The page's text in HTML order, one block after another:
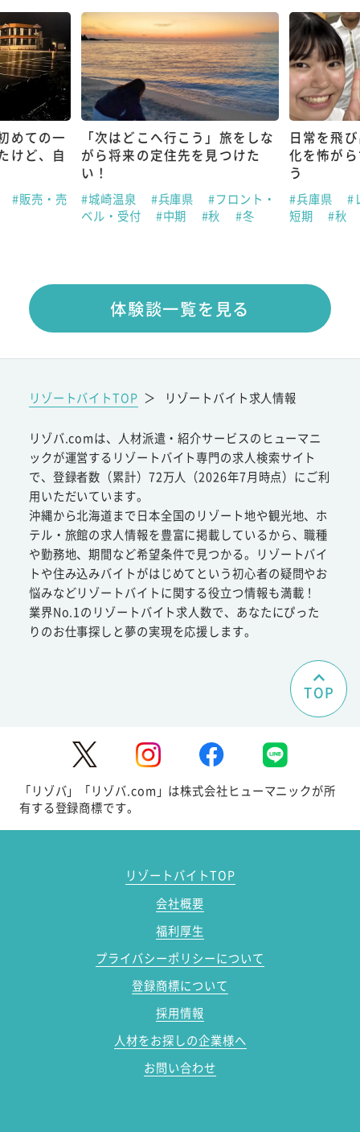
めての一
けど、自
#販売・売
「次はどこへ行こう」旅をしな
がら将来の定住先を見つけた
い！
#城崎温泉 #兵庫県
#フロント・
ベル・受付
#中期 #秋 #冬
日常を飛
化を怖が
う
#兵庫県
#
短期
#秋
体験談一覧を見る
リゾートバイトTOP ＞ リゾートバイト求人情報
リゾバ.comは、人材派遣・紹介サービスのヒューマニ
ックが運営するリゾートバイト専門の求人検索サイト
で、登録者数（累計）72万人（2026年7月時点）にご利
用いただいています。
沖縄から北海道まで日本全国のリゾート地や観光地、ホ
テル・旅館の求人情報を豊富に掲載しているから、職種
や勤務地、期間など希望条件で見つかる。リゾートバイ
トや住み込みバイトがはじめてという初心者の疑問やお
悩みなどリゾートバイトに関する役立つ情報も満載！
業界No.1のリゾートバイト求人数で、あなたにぴった
りのお仕事探しと夢の実現を応援します。
TOP
「リゾバ」「リゾバ.com」は株式会社ヒューマニックが所
有する登録商標です。
リゾートバイトTOP
会社概要
福利厚生
プライバシーポリシーについて
登録商標について
採用情報
人材をお探しの企業様へ
お問い合わせ